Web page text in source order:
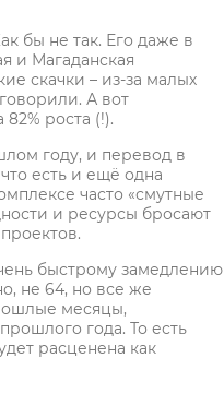
бы не так. Его даже в
и Магаданская
скачки – из-за малых
А вот
роста (!).
году, и перевод в
есть и ещё одна
часто «смутные
и ресурсы бросают
быстрому замедлению
не 64, но все же
месяцы,
года. То есть
расценена как